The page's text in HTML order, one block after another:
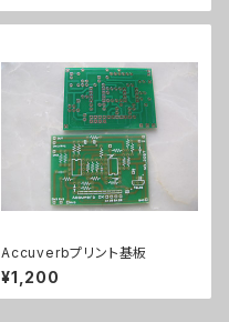
Accuverbプリント基板
¥1,200